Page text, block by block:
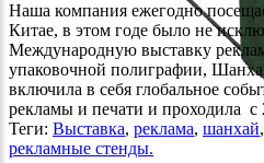
Наша компания ежегодно
Китае, в этом годе было не
Международную выставку
упаковочной полиграфии,
включила в себя глобальное
рекламы и печати и проходила с
Теги: Выставка, реклама, шанхай,
рекламные стенды.